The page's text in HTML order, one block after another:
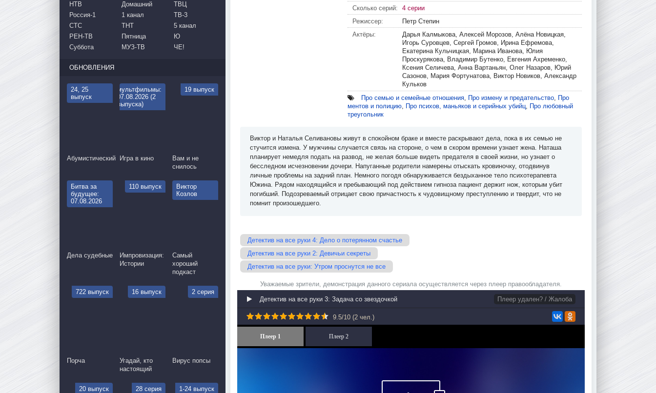
Сколько серий:
4 серии
Режиссер:
Петр Степин
Актёры:
Дарья Калмыкова, Алексей Морозов, Алёна Новицкая,
Игорь Суровцев, Сергей Громов, Ирина Ефремова,
Екатерина Кульчицкая, Марина Иванова, Юлия
Проскурякова, Владимир Бутенко, Евгения Ахременко,
Ксения Селичева, Анна Вартаньян, Олег Назаров, Юрий
Сазонов, Мария Фортунатова, Виктор Новиков, Александр
Кульков
Про семью и семейные отношения, Про измену и предательство, Про
ментов и полицию, Про психов, маньяков и серийных убийц, Про любовный
треугольник
Виктор и Наталья Селивановы живут в спокойном браке и вместе раскрывают дела, пока в их семью не
стучится измена. У мужчины случается связь на стороне, о чем в скором времени узнает жена. Наташа
планирует немедля подать на развод, не желая больше видеть предателя в своей жизни, но узнает о
бесследном исчезновении дочери. Напуганные родители намерены отыскать кровиночку, отодвинув
личные проблемы на задний план. Немного погодя обнаруживается бездыханное тело психотерапевта
Южина. Рядом находящийся и пребывающий под действием гипноза пациент держит нож, которым убит
погибший. Подозреваемый отрицает свою причастность к чудовищному преступлению и твердит, что не
помнит произошедшего.
Детектив на все руки 4: Дело о потерянном счастье
Детектив на все руки 2: Девичьи секреты
Детектив на все руки: Утром проснутся не все
Уважаемые зрители, демонстрация данного сериала осуществляется через плеер правообладателя.
Детектив на все руки 3: Задача со звездочкой Плеер удален? / Жалоба
9.5/10 (2 чел.)
Плеер 1 Плеер 2
НТВ
Россия-1
СТС
РЕН-ТВ
Суббота
Домашний
1 канал
ТНТ
Пятница
МУЗ-ТВ
ТВЦ
ТВ-3
5 канал
Ю
ЧЕ!
ОБНОВЛЕНИЯ
24, 25
выпуск
Абумистический
мультфильмы:
07.08.2026 (2
выпуска)
Игра в кино
19 выпуск
Вам и не
снилось
Битва за
будущее:
07.08.2026
Дела судебные
110 выпуск
Импровизация:
Истории
Виктор
Козлов
Самый
хороший
подкаст
722 выпуск
Порча
16 выпуск
Угадай, кто
настоящий
2 серия
Вирус попсы
20 выпуск 28 серия 1-24 выпуск